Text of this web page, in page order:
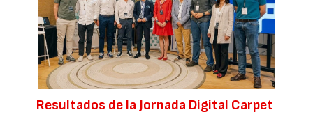
Resultados de la Jornada Digital Carpet